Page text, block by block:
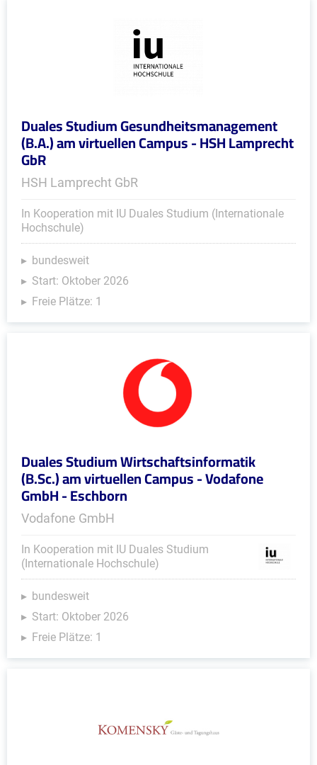
Duales Studium Gesundheitsmanagement
(B.A.) am virtuellen Campus - HSH Lamprecht
GbR
HSH Lamprecht GbR
In Kooperation mit IU Duales Studium (Internationale
Hochschule)
bundesweit
Start: Oktober 2026
Freie Plätze: 1
Duales Studium Wirtschaftsinformatik
(B.Sc.) am virtuellen Campus - Vodafone
GmbH - Eschborn
Vodafone GmbH
In Kooperation mit IU Duales Studium
(Internationale Hochschule)
bundesweit
Start: Oktober 2026
Freie Plätze: 1